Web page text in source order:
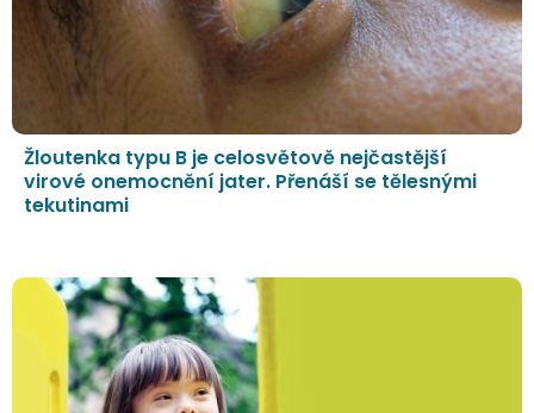
Žloutenka typu B je celosvětově nejčastější
virové onemocnění jater. Přenáší se tělesnými
tekutinami